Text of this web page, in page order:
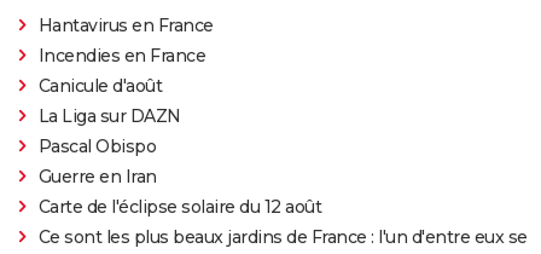
Hantavirus en France
Incendies en France
Canicule d'août
La Liga sur DAZN
Pascal Obispo
Guerre en Iran
Carte de l'éclipse solaire du 12 août
Ce sont les plus beaux jardins de France : l'un d'entre eux se